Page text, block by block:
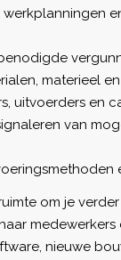
materieel
uitvoerders en
van
om je
nieuwe